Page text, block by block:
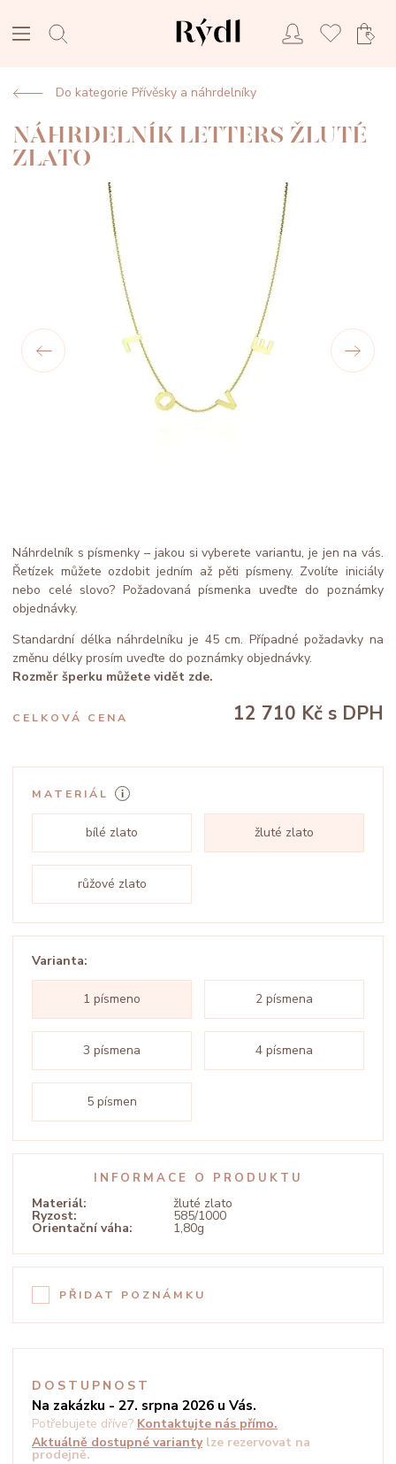
Do kategorie Přívěsky a náhrdelníky
NÁHRDELNÍK LETTERS ŽLUTÉ
ZLATO
Náhrdelník s písmenky – jakou si vyberete variantu, je jen na vás.
Řetízek můžete ozdobit jedním až pěti písmeny. Zvolíte iniciály
nebo celé slovo? Požadovaná písmenka uveďte do poznámky
objednávky.
Standardní délka náhrdelníku je 45 cm. Případné požadavky na
změnu délky prosím uveďte do poznámky objednávky.
Rozměr šperku můžete vidět zde.
CELKOVÁ CENA 12 710 Kč s DPH
MATERIÁL
bílé zlato žluté zlato
růžové zlato
Varianta:
1 písmeno 2 písmena
3 písmena 4 písmena
5 písmen
INFORMACE O PRODUKTU
Materiál: žluté zlato
Ryzost: 585/1000
Orientační váha: 1,80g
PŘIDAT POZNÁMKU
DOSTUPNOST
Na zakázku - 27. srpna 2026 u Vás.
Potřebujete dříve? Kontaktujte nás přímo.
Aktuálně dostupné varianty lze rezervovat na
prodejně.